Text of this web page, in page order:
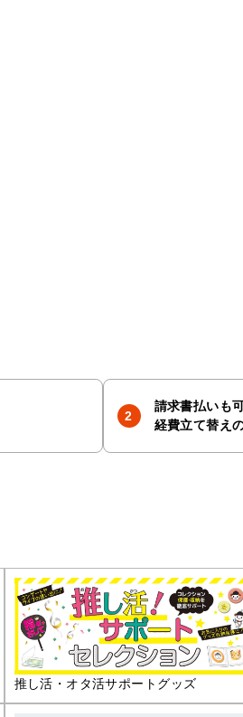
請求書払いも
経費立て替え
推し活・オタ活サポートグッズ